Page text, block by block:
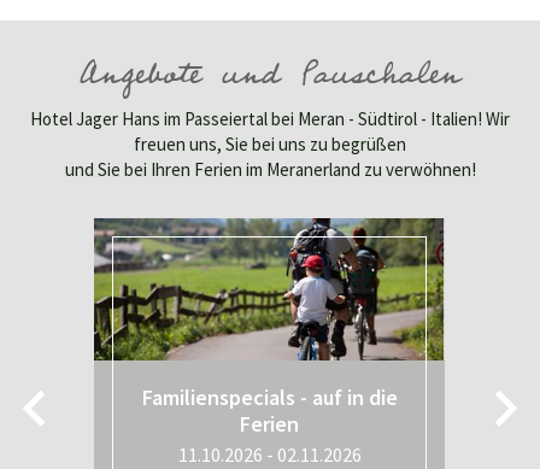
Angebote und Pauschalen
Hotel Jager Hans im Passeiertal bei Meran - Südtirol - Italien! Wir
freuen uns, Sie bei uns zu begrüßen
und Sie bei Ihren Ferien im Meranerland zu verwöhnen!
Familienspecials - auf in die
Ferien
11.10.2026 - 02.11.2026